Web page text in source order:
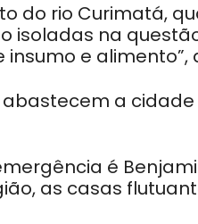
do rio Curimatá,
isoladas na
e alimento”,
a
é
as casas